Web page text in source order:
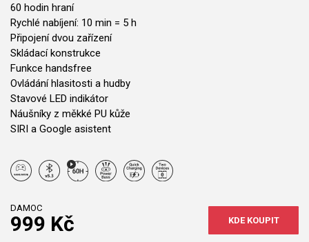
60 hodin hraní
Rychlé nabíjení: 10 min = 5 h
Připojení dvou zařízení
Skládací konstrukce
Funkce handsfree
Ovládání hlasitosti a hudby
Stavové LED indikátor
Náušníky z měkké PU kůže
SIRI a Google asistent
DAMOC
999 Kč KDE KOUPIT